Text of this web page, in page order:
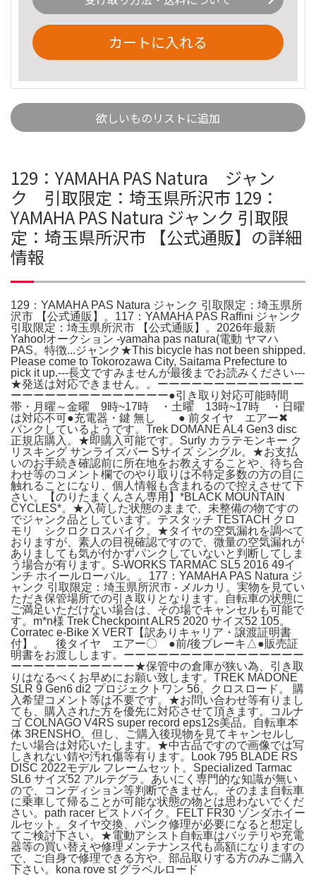
カートに入れる
欲しいものリストに追加
129：YAMAHA PAS Natura ジャン
ク 引取限定：埼玉県所沢市 129：
YAMAHA PAS Natura ジャンク 引取限
定：埼玉県所沢市 【公式通販】の詳細
情報
129：YAMAHA PAS Natura ジャンク 引取限定：埼玉県所
沢市 【公式通販】。117：YAMAHA PAS Raffini ジャンク
引取限定：埼玉県所沢市 【公式通販】。2026年最新
Yahoo!オークション -yamaha pas natura(電動 ヤマハ
PAS。特徴...ジャンク★This bicycle has not been shipped.
Please come to Tokorozawa City, Saitama Prefecture to
pick it up.‐‐‐長文ですみませんが最後までお読みください‐‐‐
★発送は対応できません。。ーーーーーーーーーーーーー
ーーーーーーーーーーーーーー●引き取り対応可能時間
帯・月曜～金曜 9時~17時 ・土曜 13時~17時 ・日曜
は対応不可●充電器・鍵 無し ● 前タイヤ エアー✖
パンクしているようです。Trek DOMANE AL4 Gen3 disc
正規店購入。★即購入可能です。Surly カラテモンキー ク
リスキング サンライズバー Sサイズ シングル。★お支払
いのお手続き確認前に所在地をお教えすることや、待ち合
わせ等のコメント欄でのやり取りは不特定多数の方の目に
触れることになり、個人情報も含まれるので控えさせて下
さい。【のりたまくんさん専用】*BLACK MOUNTAIN
CYCLES*。★入荷した状態のままで、未整備の物ですの
でジャンク品としています。テスタッチ TESTACH クロ
モリ シクロクロスバイク。★タイヤの空気漏れを調べて
おりますが、素人の目視確認ですので、微量の空気漏れが
ありましても気が付かずパンクしていないと判断してしま
う場合が有ります。S-WORKS TARMAC SL5 2016 49イ
ンチ ホイールローバル。。177：YAMAHA PAS Natura ジ
ャンク 引取限定：埼玉県所沢市 - メルカリ。実物を見てい
ただき保管場所での引き取りとなります。自転車の状態に
ご満足いただけない場合は、その場でキャンセルも可能で
す。m*n様 Trek Checkpoint ALR5 2020 サイズ52 105。
Corratec e-Bike X VERT【訳ありキャリア・譲渡証明書
付】。 後タイヤ エアー〇 ●前/後ブレーキ△●販売証
明書をお渡しします。ーーーーーーーーーーーーーーーー
ーーーーーーーーーーー★保管中の倉庫が狭い為、引き取
りはなるべくお早めにお願い致します。TREK MADONE
SLR 9 Gen6 di2 プロジェクトワン 56。クロスロード。 購
入希望コメント等は不要です。★お問い合わせ等有りまし
ても、購入された方を優先に対応させて頂きます。コルナ
ゴ COLNAGO V4RS super record eps12s美品。自転車本
体 3RENSHO。但し、ご購入後現物を見てキャンセルし
たい場合は対応いたします。★中古品ですので画像では写
しきれない錆や汚れ傷等有ります。Look 795 BLADE RS
DISC 2022モデル フレームセット。Specialized Tarmac
SL6 サイズ52 アルテグラ。あいにく専門的な知識が無い
ので、コンディション等判断できません。そのまま自転車
に乗車して帰ることが可能な状態の物とは思わないでくだ
さい。path racer ピストバイク。FELT FR30 ゾンダホイー
ルセット。タイヤ交換、パンク修理が必要になると想定し
てご検討下さい。★電動アシスト自転車はバッテリや充電
器等の買い替えや修理メンテナンス代も高額になりますの
で、ご自身で修理できる方や、部品取りする方のみご購入
下さい。kona rove st グラベルロード